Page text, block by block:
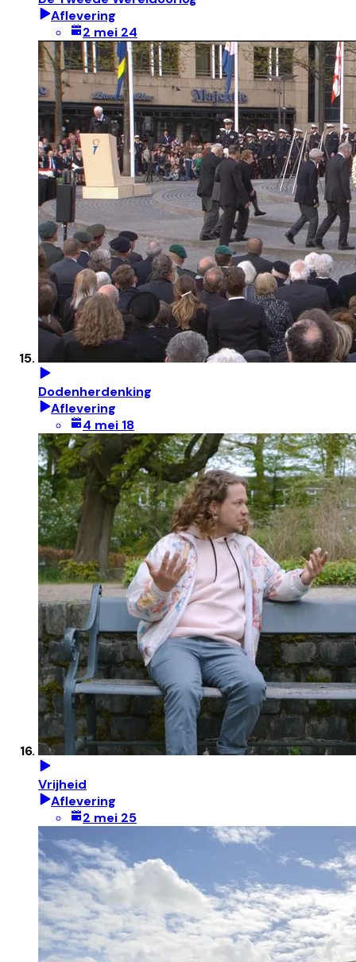
Aflevering
2 mei 24
Dodenherdenking
Aflevering
4 mei 18
Vrijheid
Aflevering
2 mei 25